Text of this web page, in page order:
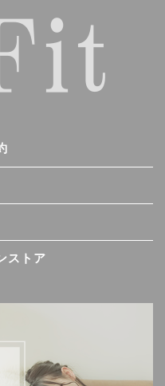
ストア
ダイエット